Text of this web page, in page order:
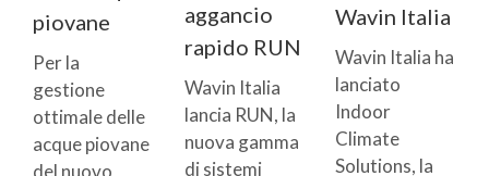
piovane
Per la
gestione
ottimale delle
acque piovane
del nuovo
aggancio
rapido RUN
Wavin Italia
lancia RUN, la
nuova gamma
di sistemi
Wavin Italia
Wavin Italia ha
lanciato
Indoor
Climate
Solutions, la